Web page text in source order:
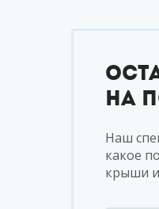
на
Наш
какое
крыши и